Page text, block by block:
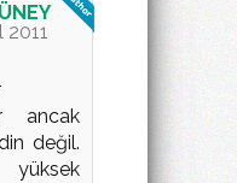
2011
ancak
değil.